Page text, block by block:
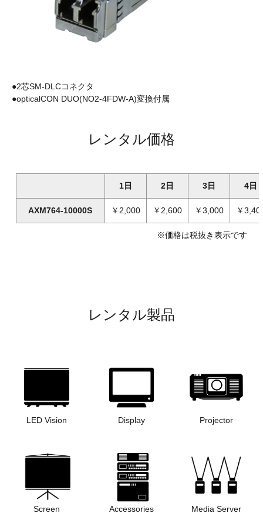
●2芯SM-DLCコネクタ
●opticalCON DUO(NO2-4FDW-A)変換付属
レンタル価格
1日 2日 3日 4日
AXM764-10000S ￥2,000 ￥2,600 ￥3,000 ￥
※価格は税抜き表示です
レンタル製品
LED Vision Display Projector
Screen Accessories Media Server